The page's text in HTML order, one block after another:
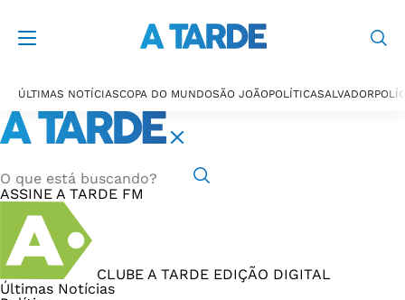
ÚLTIMAS NOTÍCIASCOPA DO MUNDOSÃO JOÃOPOLÍTICASALVADOR
ASSINE A TARDE FM
CLUBE A TARDE EDIÇÃO DIGITAL
Últimas Notícias